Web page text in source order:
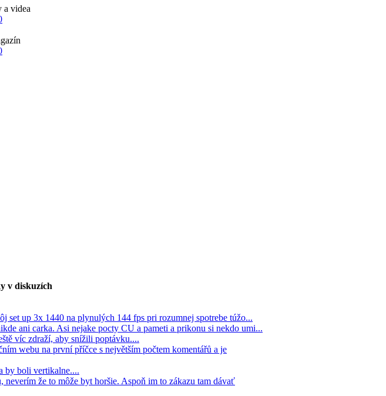
videa
v diskuzích
set up 3x 1440 na plynulých 144 fps pri rozumnej spotrebe túžo...
ani carka. Asi nejake pocty CU a pameti a prikonu si nekdo umi...
víc zdraží, aby snížili poptávku....
webu na první příčce s největším počtem komentářů a je
by boli vertikalne....
že to môže byt horšie. Aspoň im to zákazu tam dávať